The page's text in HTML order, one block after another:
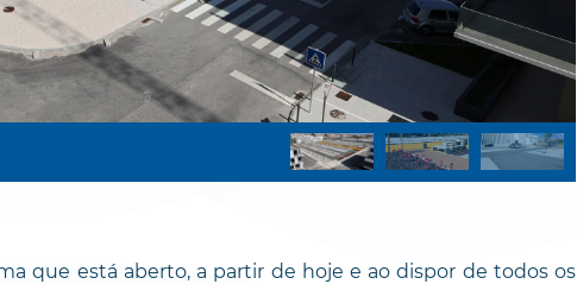
que está aberto, a partir de hoje e ao dispor de todos os